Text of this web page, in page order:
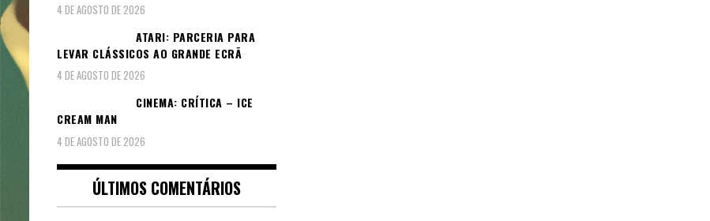
4 DE AGOSTO DE 2026
ATARI: PARCERIA PARA
LEVAR CLÁSSICOS AO GRANDE ECRÃ
4 DE AGOSTO DE 2026
CINEMA: CRÍTICA – ICE
CREAM MAN
4 DE AGOSTO DE 2026
ÚLTIMOS COMENTÁRIOS